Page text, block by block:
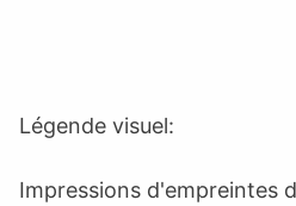
Légende visuel:
Impressions d'empreintes